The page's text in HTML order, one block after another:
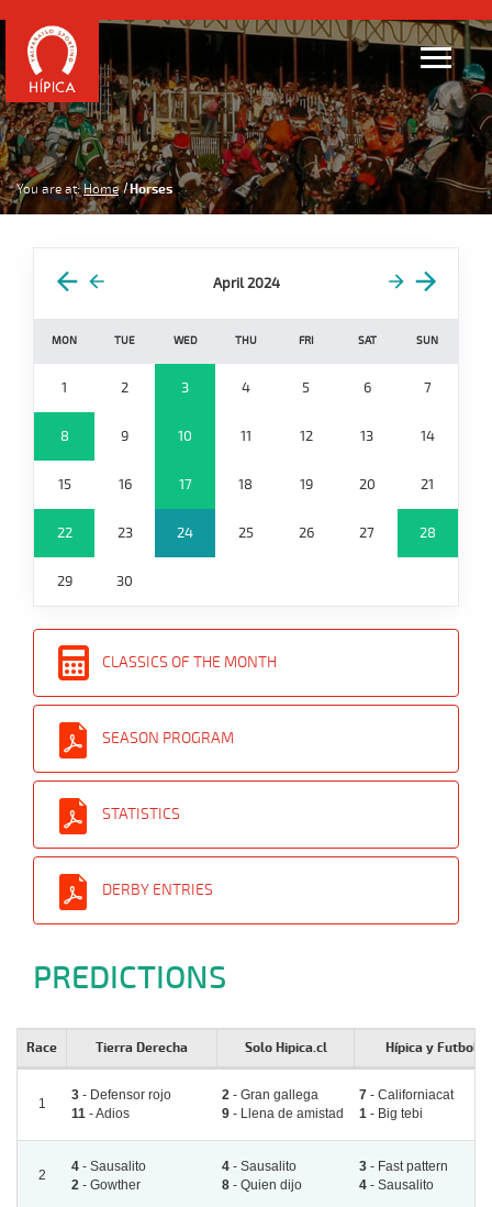
You are at: Home Horses
April 2024
MON TUE WED THU FRI SAT SUN
1 2 3 4 5 6 7
8 9 10 11 12 13 14
15 16 17 18 19 20 21
22 23 24 25 26 27 28
29 30
CLASSICS OF THE MONTH
SEASON PROGRAM
STATISTICS
DERBY ENTRIES
PREDICTIONS
Race Tierra Derecha Solo Hipica.cl Hípica y Futbol
1
3 - Defensor rojo
11 - Adios
2 - Gran gallega
9 - Llena de amistad
7 - Californiacat
1 - Big tebi
2
4 - Sausalito
2 - Gowther
4 - Sausalito
8 - Quien dijo
3 - Fast pattern
4 - Sausalito